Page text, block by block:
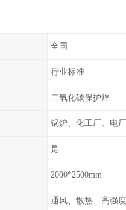
全国
行业标准
二氧化碳保护焊
锅炉、化工厂、电
是
2000*2500mm
通风、散热、高强度